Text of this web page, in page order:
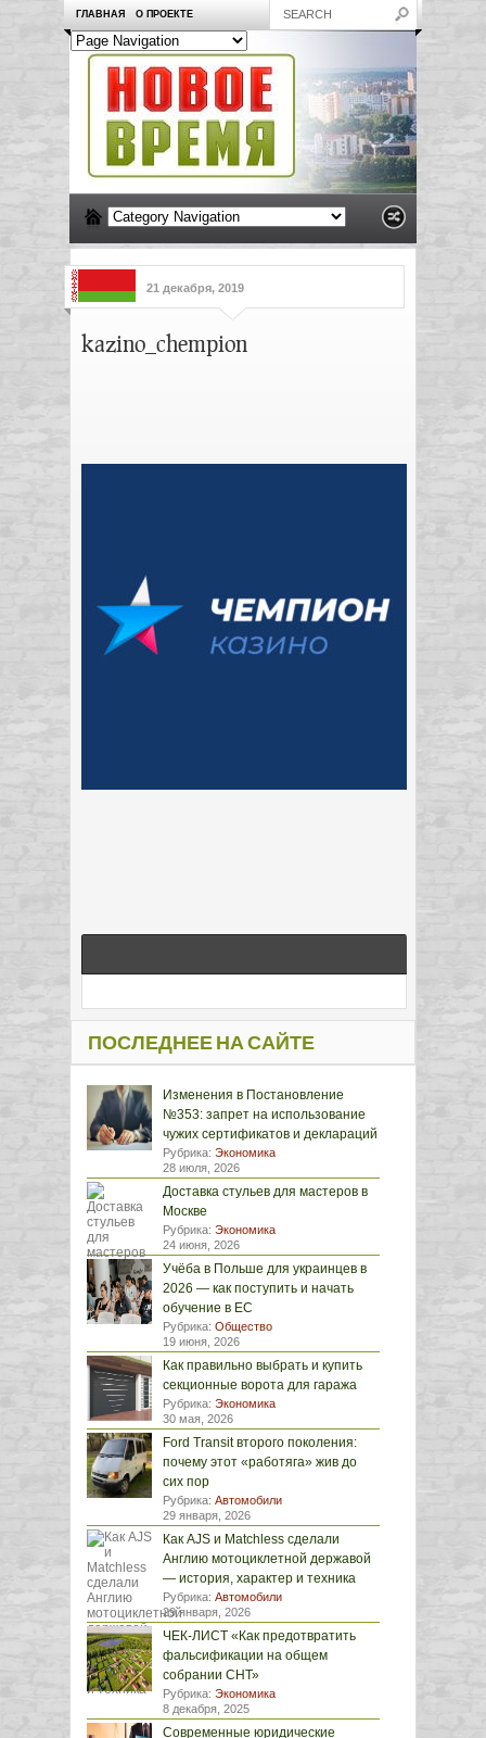
ГЛАВНАЯ О ПРОЕКТЕ
21 декабря, 2019
kazino_chempion
ПОСЛЕДНЕЕ НА САЙТЕ
Изменения в Постановление
№353: запрет на использование
чужих сертификатов и деклараций
Рубрика: Экономика
28 июля, 2026
Доставка стульев для мастеров в
Москве
Рубрика: Экономика
24 июня, 2026
Учёба в Польше для украинцев в
2026 — как поступить и начать
обучение в ЕС
Рубрика: Общество
19 июня, 2026
Как правильно выбрать и купить
секционные ворота для гаража
Рубрика: Экономика
30 мая, 2026
Ford Transit второго поколения:
почему этот «работяга» жив до
сих пор
Рубрика: Автомобили
29 января, 2026
Как AJS и Matchless сделали
Англию мотоциклетной державой
— история, характер и техника
Рубрика: Автомобили
29 января, 2026
ЧЕК-ЛИСТ «Как предотвратить
фальсификации на общем
собрании СНТ»
Рубрика: Экономика
8 декабря, 2025
Современные юридические